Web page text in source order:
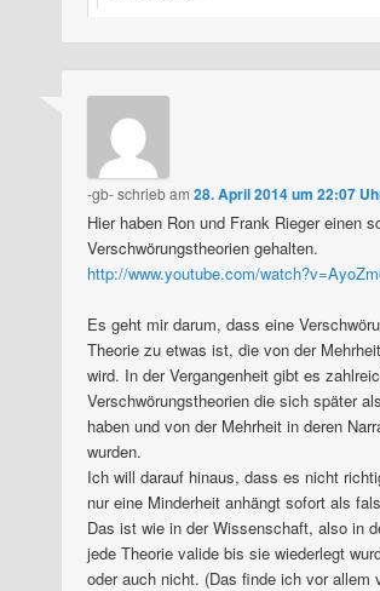
-gb-schriebam28. April 2014 um 22:07
Hier haben Ron und Frank Rieger einen
Verschwörungstheorien gehalten.
http://www.youtube.com/
Es geht mir darum, dass eine
Theorie zu etwas ist, die von der
wird. In der Vergangenheit gibt es
Verschwörungstheorien die sich später
haben und von der Mehrheit in deren
wurden.
Ich will darauf hinaus, dass es nicht
nur eine Minderheit anhängt sofort als
Das ist wie in der Wissenschaft, also in
jede Theorie valide bis sie wiederlegt
oder auch nicht. (Das finde ich vor allem